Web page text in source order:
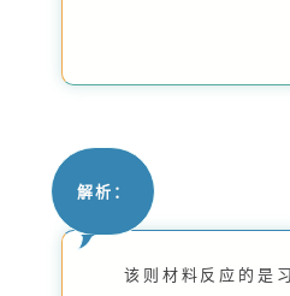
解析：
该则材料反应的是